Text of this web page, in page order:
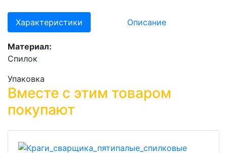
Характеристики Описание
Материал:
Спилок
Упаковка
Вместе с этим товаром
покупают